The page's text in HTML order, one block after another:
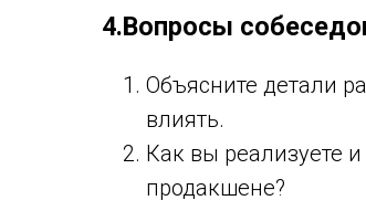
4.Вопросы
Объясните детали
влиять.
Как вы реализуете
продакшене?